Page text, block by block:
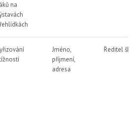
na
Jméno,
příjmení,
adresa
Ředitel